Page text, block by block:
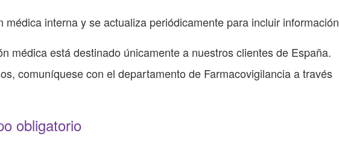
médica interna y se actualiza periódicamente para incluir información
médica está destinado únicamente a nuestros clientes de España.
comuníquese con el departamento de Farmacovigilancia a través
obligatorio